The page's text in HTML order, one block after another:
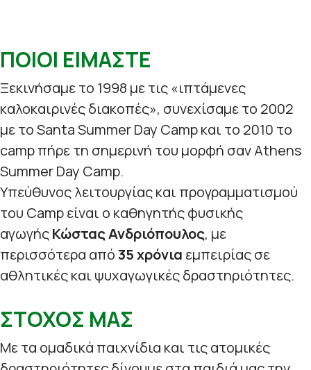
ΠΟΙΟΙ ΕΙΜΑΣΤΕ
Ξεκινήσαμε το 1998 με τις «ιπτάμενες
καλοκαιρινές διακοπές», συνεχίσαμε το 2002
με το Santa Summer Day Camp και το 2010 το
camp πήρε τη σημερινή του μορφή σαν Athens
Summer Day Camp.
Υπεύθυνος λειτουργίας και προγραμματισμού
του Camp είναι ο καθηγητής φυσικής
αγωγήςΚώστας Ανδριόπουλος, με
περισσότερα από35 χρόνια εμπειρίας σε
αθλητικές και ψυχαγωγικές δραστηριότητες.
ΣΤΟΧΟΣ ΜΑΣ
Με τα ομαδικά παιχνίδια και τις ατομικές